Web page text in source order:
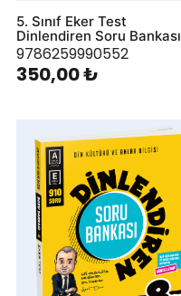
5. Sınıf Eker Test
Dinlendiren Soru Bankası
9786259990552
350,00 ₺